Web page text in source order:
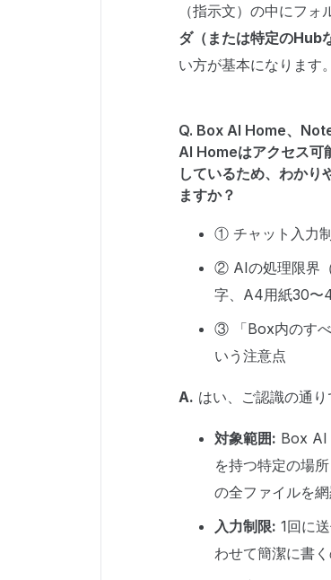
（指示文）の中にフォ
ダ（または特定のHub
い方が基本になります。
Q. Box AI Home、
AI Homeはアクセス可
しているため、わかり
ますか？
① チャット入力
② AIの処理限界
字、A4用紙30〜
③ 「Box内のすべ
いう注意点
A. はい、ご認識の通
対象範囲: Box AI
を持つ特定の場
の全ファイルを
入力制限: 1回に
わせて簡潔に書く